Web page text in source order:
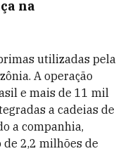
na
utilizadas pela
A operação
e mais de 11 mil
a cadeias de
a companhia,
2,2 milhões de